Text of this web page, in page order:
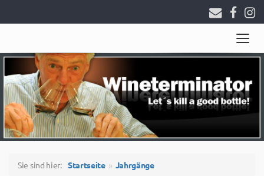
Sie sind hier: Startseite Jahrgänge